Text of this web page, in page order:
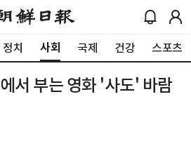
정치 사회 국제 건강 스포츠
서 부는 영화 '사도' 바람